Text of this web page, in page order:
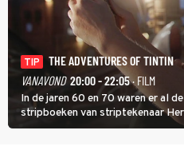
TIP
THE ADVENTURES OF TINTIN
VANAVOND 20:00 - 22:05· FILM
In de jaren 60 en 70 waren er al
stripboeken van striptekenaar
meer tot leven in The